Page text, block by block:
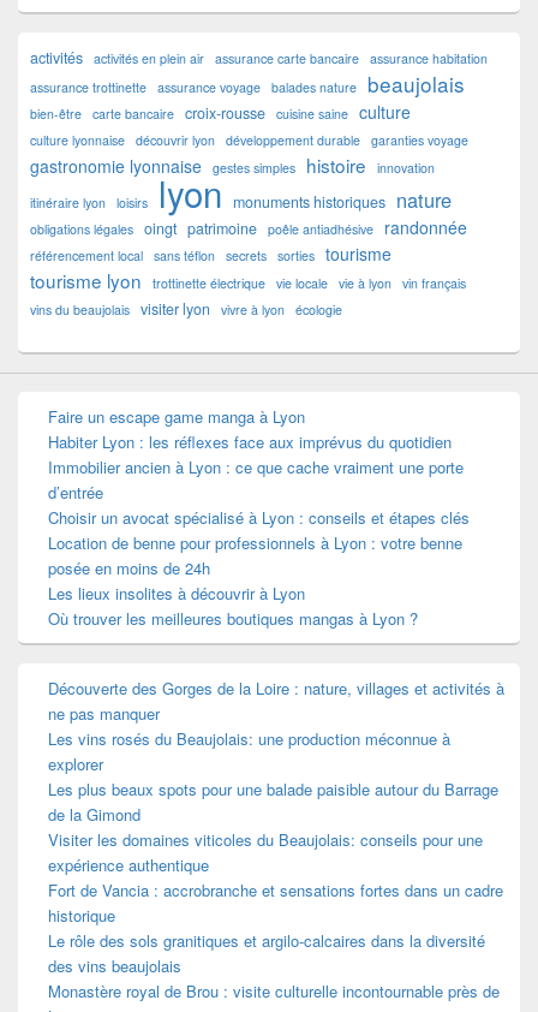
activités activités en plein air assurance carte bancaire assurance habitation
assurance trottinette assurance voyage balades nature beaujolais
bien-être carte bancaire croix-rousse cuisine saine culture
culture lyonnaise découvrir lyon développement durable garanties voyage
gastronomie lyonnaise gestes simples histoire
innovation
itinéraire lyon loisirs lyon monuments historiques nature
obligations légales oingt patrimoine poêle antiadhésive randonnée
référencement local sans téflon secrets sorties tourisme
tourisme lyon trottinette électrique vie locale vie à lyon vin français
vins du beaujolais visiter lyon vivre à lyon écologie
Faire un escape game manga à Lyon
Habiter Lyon : les réflexes face aux imprévus du quotidien
Immobilier ancien à Lyon : ce que cache vraiment une porte
d’entrée
Choisir un avocat spécialisé à Lyon : conseils et étapes clés
Location de benne pour professionnels à Lyon : votre benne
posée en moins de 24h
Les lieux insolites à découvrir à Lyon
Où trouver les meilleures boutiques mangas à Lyon ?
Découverte des Gorges de la Loire : nature, villages et activités à
ne pas manquer
Les vins rosés du Beaujolais: une production méconnue à
explorer
Les plus beaux spots pour une balade paisible autour du Barrage
de la Gimond
Visiter les domaines viticoles du Beaujolais: conseils pour une
expérience authentique
Fort de Vancia : accrobranche et sensations fortes dans un cadre
historique
Le rôle des sols granitiques et argilo-calcaires dans la diversité
des vins beaujolais
Monastère royal de Brou : visite culturelle incontournable près de